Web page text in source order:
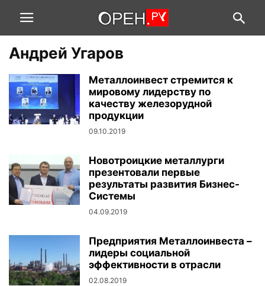
Андрей Угаров
Металлоинвест стремится к
мировому лидерству по
качеству железорудной
продукции
09.10.2019
Новотроицкие металлурги
презентовали первые
результаты развития Бизнес-
Системы
04.09.2019
Предприятия Металлоинвеста –
лидеры социальной
эффективности в отрасли
02.08.2019